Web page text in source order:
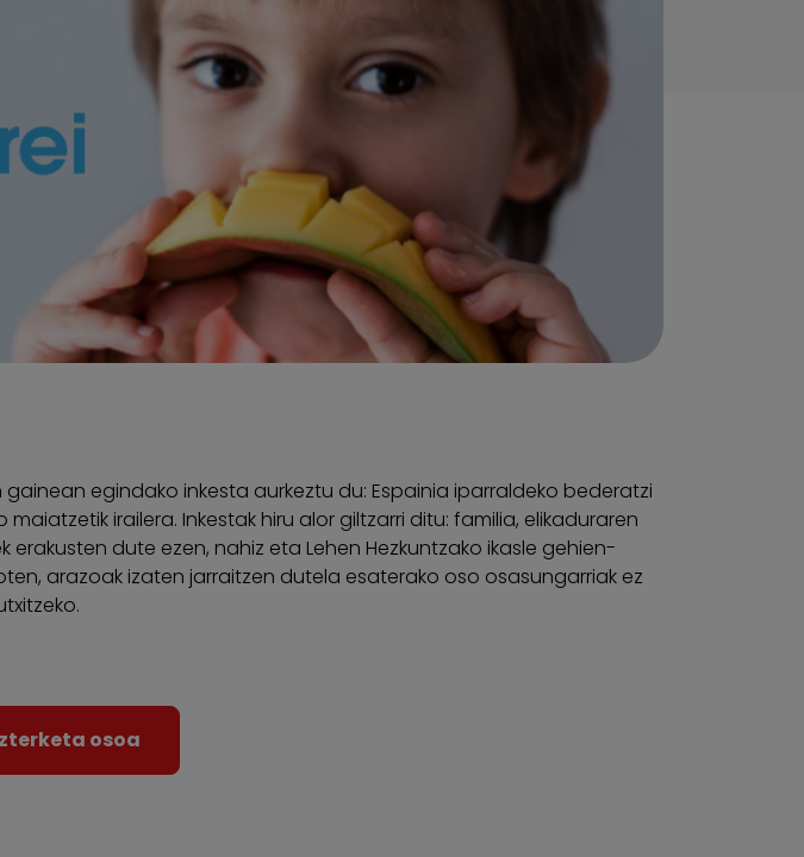
gainean egindako inkesta aurkeztu du: Espainia iparraldeko bederatzi
irailera. Inkestak hiru alor giltzarri ditu: familia, elikaduraren
dute ezen, nahiz eta Lehen Hezkuntzako ikasle gehien-
arazoak izaten jarraitzen dutela esaterako oso osasungarriak ez
osoa